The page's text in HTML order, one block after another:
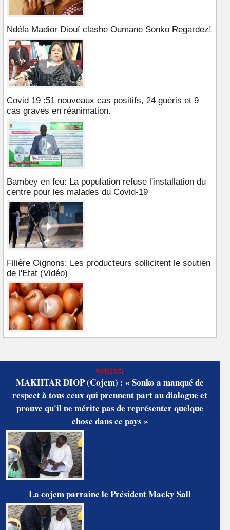
Ndéla Madior Diouf clashe Oumane Sonko Regardez!
Covid 19 :51 nouveaux cas positifs, 24 guéris et 9
cas graves en réanimation.
Bambey en feu: La population refuse l'installation du
centre pour les malades du Covid-19
Filière Oignons: Les producteurs sollicitent le soutien
de l'Etat (Vidéo)
PHOTO
MAKHTAR DIOP (Cojem) : « Sonko a manqué de
respect à tous ceux qui prennent part au dialogue et
prouve qu'il ne mérite pas de représenter quelque
chose dans ce pays »
La cojem parraine le Président Macky Sall